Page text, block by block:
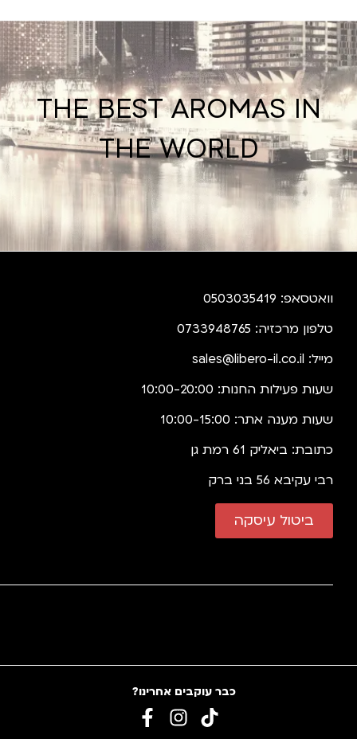
THE BEST AROMAS IN
THE WORLD
וואטסאפ: 0503035419
טלפון מרכזיה: 0733948765
מייל: sales@libero-il.co.il
שעות פעילות החנות: 10:00-20:00
שעות מענה אתר: 10:00-15:00
כתובת: ביאליק 61 רמת גן
רבי עקיבא 56 בני ברק
ביטול עיסקה
כבר עוקבים אחרינו?